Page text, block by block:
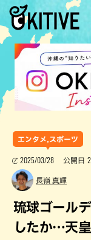
エンタメ,スポーツ
2025/03/28 公開日
長嶺 真輝
琉球ゴール
したか…天